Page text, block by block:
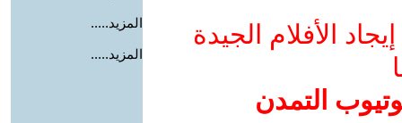
الأفلام الجيدة
التمدن
المزيد.....
المزيد.....